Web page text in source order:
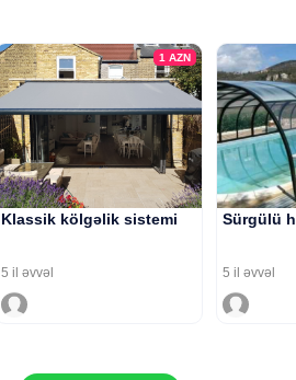
1 AZN
Klassik kölgəlik sistemi
5 il əvvəl
Sürgülü
5 il əvvəl